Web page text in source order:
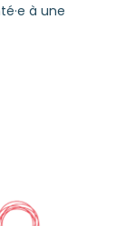
à une